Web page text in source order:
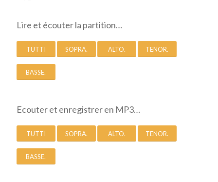
Lire et écouter la partition…
TUTTI SOPRA. ALTO. TENOR.
BASSE.
Ecouter et enregistrer en MP3…
TUTTI SOPRA. ALTO. TENOR.
BASSE.